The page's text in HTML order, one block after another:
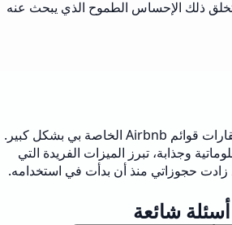
ذلك الإحساس الطموح الذي يبحث عنه
لقد حسّن مولد وصف العقارات قوائم Airbnb الخاصة بي بشكل كبير.
وجذابة، تبرز الميزات الفريدة التي
زادت حجوزاتي منذ أن بدأت في استخدامه.
أسئلة شائعة